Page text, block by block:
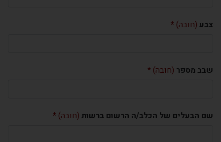
צבע (חובה)
שבב מספר (חובה)
שם הבעלים של הכלב/ה הרשום ברשות (חובה)